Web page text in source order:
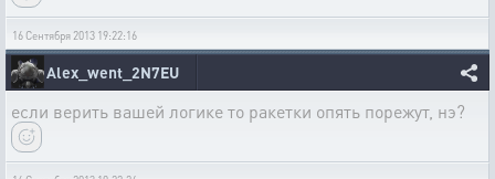
16 Сентября 2013 19:22:16
Alex_went_2N7EU
если верить вашей логике то ракетки опять порежут, нэ?